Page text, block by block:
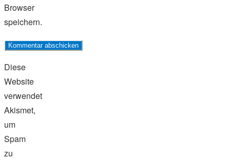
Browser
speichern.
Diese
Website
verwendet
Akismet,
um
Spam
zu